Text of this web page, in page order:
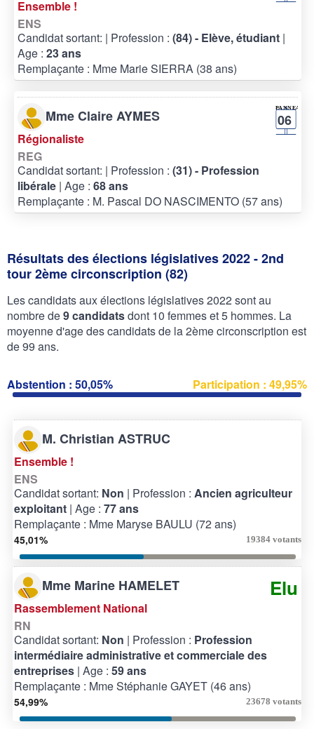
Ensemble !
ENS
Candidat sortant: | Profession : (84) - Elève, étudiant |
Age : 23 ans
Remplaçante : Mme Marie SIERRA (38 ans)
Mme Claire AYMES 06
Régionaliste
REG
Candidat sortant: | Profession : (31) - Profession
libérale | Age : 68 ans
Remplaçante : M. Pascal DO NASCIMENTO (57 ans)
Résultats des élections législatives 2022 - 2nd
tour 2ème circonscription (82)
Les candidats aux élections législatives 2022 sont au
nombre de9 candidatsdont 10 femmes et 5 hommes. La
moyenne d'age des candidats de la 2ème circonscription est
de 99 ans.
Abstention : 50,05% Participation : 49,95%
M. Christian ASTRUC
Ensemble !
ENS
Candidat sortant: Non | Profession : Ancien agriculteur
exploitant | Age : 77 ans
Remplaçante : Mme Maryse BAULU (72 ans)
45,01% 19384 votants
Mme Marine HAMELET Elu
Rassemblement National
RN
Candidat sortant: Non | Profession : Profession
intermédiaire administrative et commerciale des
entreprises | Age : 59 ans
Remplaçante : Mme Stéphanie GAYET (46 ans)
54,99% 23678 votants